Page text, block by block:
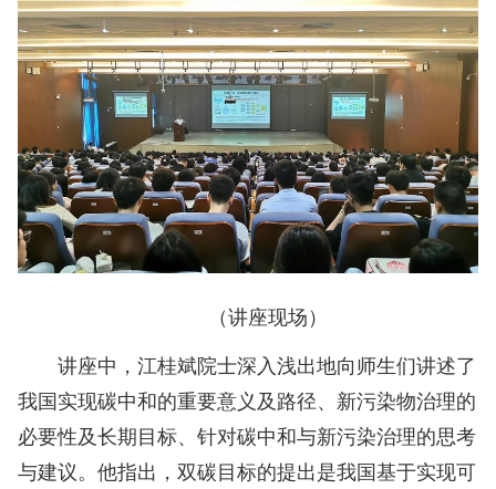
（讲座现场）
讲座中，江桂斌院士深入浅出地向师生们讲述了
我国实现碳中和的重要意义及路径、新污染物治理的
必要性及长期目标、针对碳中和与新污染治理的思考
与建议。他指出，双碳目标的提出是我国基于实现可